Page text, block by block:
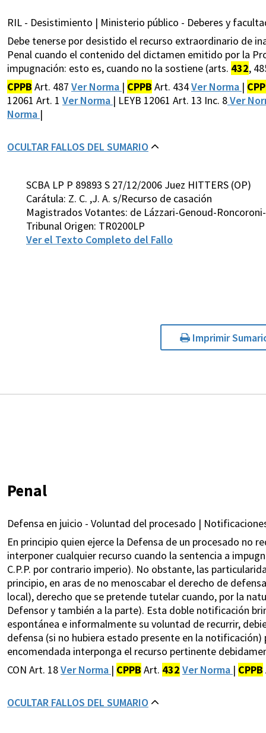
RIL - Desistimiento | Ministerio público - Deberes y
Debe tenerse por desistido el recurso extraordinario de
Penal cuando el contenido del dictamen emitido por la
impugnación: esto es, cuando no la sostiene (arts. 432,
CPPB Art. 487 Ver Norma | CPPB Art. 434Ver Norma |
12061 Art. 1 Ver Norma | LEYB 12061 Art. 13 Inc. 8Ver
Norma |
OCULTAR FALLOS DEL SUMARIO
SCBA LP P 89893 S 27/12/2006 Juez HITTERS (OP)
Carátula: Z. C. ,J. A. s/Recurso de casación
Magistrados Votantes: de Lázzari-Genoud-
Tribunal Origen: TR0200LP
Ver el Texto Completo del Fallo
Imprimir
Penal
Defensa en juicio - Voluntad del procesado |
En principio quien ejerce la Defensa de un procesado no
interponer cualquier recurso cuando la sentencia a
C.P.P. por contrario imperio). No obstante, las
principio, en aras de no menoscabar el derecho de
local), derecho que se pretende tutelar cuando, por la
Defensor y también a la parte). Esta doble notificación
espontánea e informalmente su voluntad de recurrir,
defensa (si no hubiera estado presente en la
encomendada interponga el recurso pertinente
CON Art. 18Ver Norma | CPPB Art. 432 Ver Norma | CPPB
OCULTAR FALLOS DEL SUMARIO